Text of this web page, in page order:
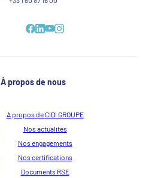
À propos de nous
A propos de CIDI GROUPE
Nos actualités
Nos engagements
Nos certifications
Documents RSE